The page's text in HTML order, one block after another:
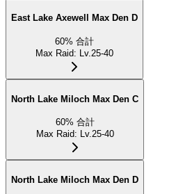
East Lake Axewell Max Den D
60% 合計
Max Raid: Lv.25-40
North Lake Miloch Max Den C
60% 合計
Max Raid: Lv.25-40
North Lake Miloch Max Den D